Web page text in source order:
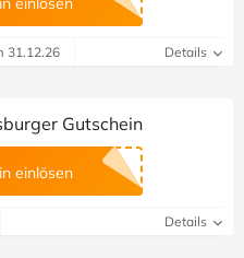
31.12.26 Details
Gutschein
einlösen
Details